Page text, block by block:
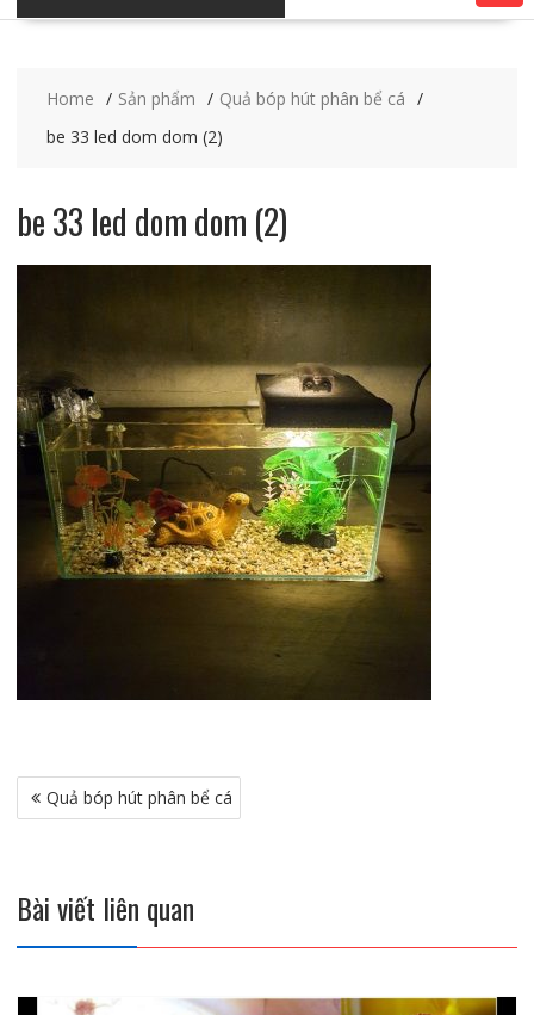
Home Sản phẩm
Quả bóp hút phân bể cá
be 33 led dom dom (2)
be 33 led dom dom (2)
Điều
hướng
Quả bóp hút phân bể cá
Bài viết liên quan